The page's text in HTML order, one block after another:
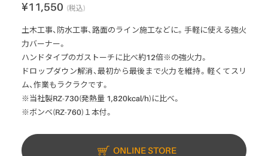
¥11,550 (税込)
土木工事、防水工事、路面のライン施工などに。手軽に使える強火
力バーナー。
ハンドタイプのガストーチに比べ約12倍※の強火力。
ドロップダウン解消、最初から最後まで火力を維持。軽くてスリ
ム、作業もラクラクです。
※当社製RZ-730(発熱量 1,820kcal/h)に比べ。
※ボンベ(RZ-760)１本付。
ONLINE STORE